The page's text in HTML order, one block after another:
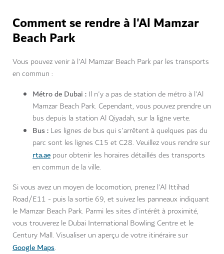
Comment se rendre à l'Al Mamzar
Beach Park
Vous pouvez venir à l'Al Mamzar Beach Park par les transports
en commun :
Métro de Dubai : Il n'y a pas de station de métro à l'Al
Mamzar Beach Park. Cependant, vous pouvez prendre un
bus depuis la station Al Qiyadah, sur la ligne verte.
Bus : Les lignes de bus qui s'arrêtent à quelques pas du
parc sont les lignes C15 et C28. Veuillez vous rendre sur
rta.ae pour obtenir les horaires détaillés des transports
en commun de la ville.
Si vous avez un moyen de locomotion, prenez l'Al Ittihad
Road/E11 - puis la sortie 69, et suivez les panneaux indiquant
le Mamzar Beach Park. Parmi les sites d'intérêt à proximité,
vous trouverez le Dubai International Bowling Centre et le
Century Mall. Visualiser un aperçu de votre itinéraire sur
Google Maps.